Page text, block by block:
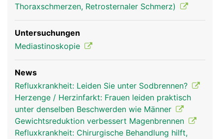
Thoraxschmerzen, Retrosternaler Schmerz)
Untersuchungen
Mediastinoskopie
News
Refluxkrankheit: Leiden Sie unter Sodbrennen?
Herzenge / Herzinfarkt: Frauen leiden praktisch
unter denselben Beschwerden wie Männer
Gewichtsreduktion verbessert Magenbrennen
Refluxkrankheit: Chirurgische Behandlung hilft,